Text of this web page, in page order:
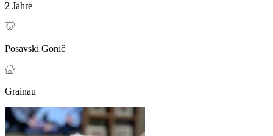
2 Jahre
Posavski Gonič
Grainau